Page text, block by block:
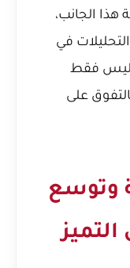
الجانب،
في
ليس فقط
على
وتوسع